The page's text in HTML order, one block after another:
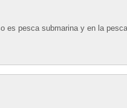
es pesca submarina y en la